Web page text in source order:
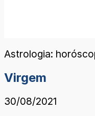
Astrologia:
Virgem
30/08/2021